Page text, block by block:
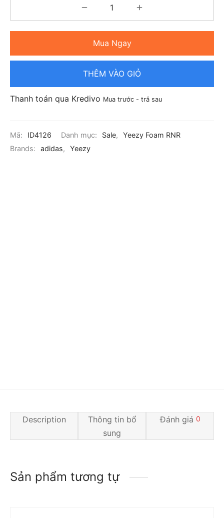
Mua Ngay
THÊM VÀO GIỎ
Thanh toán qua Kredivo Mua trước - trả sau
Mã: ID4126 Danh mục: Sale,
Yeezy Foam RNR
Brands:
adidas, Yeezy
Description
Thông tin bổ
sung
Đánh giá 0
Sản phẩm tương tự